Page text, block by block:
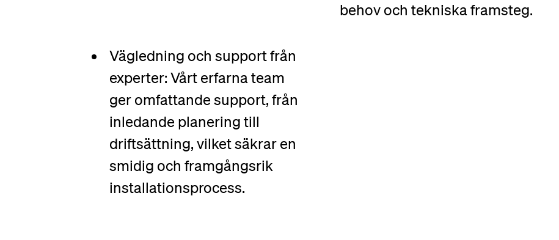
behov och tekniska framsteg.
Vägledning och support från
experter: Vårt erfarna team
ger omfattande support, från
inledande planering till
driftsättning, vilket säkrar en
smidig och framgångsrik
installationsprocess.